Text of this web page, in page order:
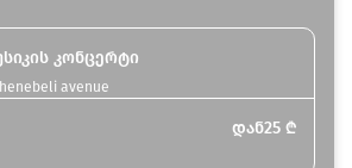
კონცერტი
avenue
დან25 ₾